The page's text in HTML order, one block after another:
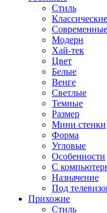
Стиль
Классические
Современные
Модерн
Хай-тек
Цвет
Белые
Венге
Светлые
Темные
Размер
Мини стенки
Форма
Угловые
Особенности
С
Назначение
Под
Прихожие
Стиль